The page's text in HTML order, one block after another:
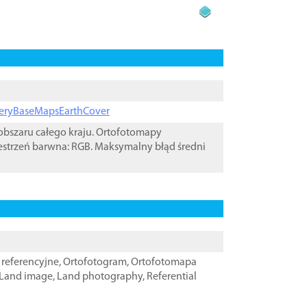
całego kraju. Ortofotomapy
barwna: RGB. Maksymalny błąd średni
,Ortofotogram,Ortofotomapa
image, Land photography, Referential